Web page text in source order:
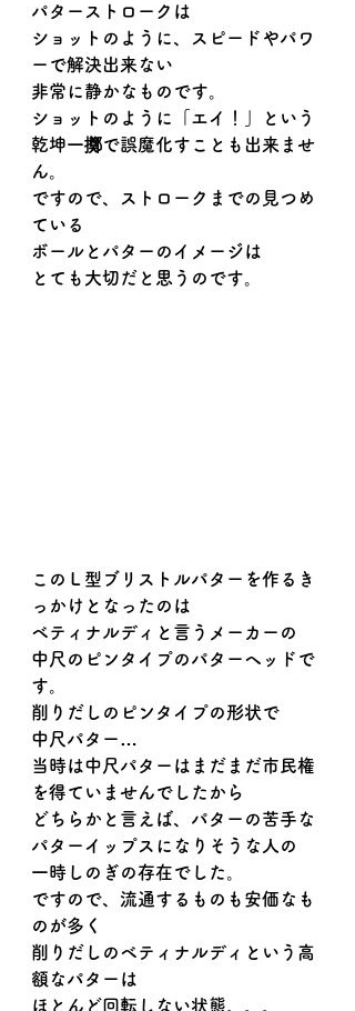
パターストロークは
ショットのように、スピードやパワ
ーで解決出来ない
非常に静かなものです。
ショットのように「エイ！」という
乾坤一擲で誤魔化すことも出来ませ
ん。
ですので、ストロークまでの見つめ
ている
ボールとパターのイメージは
とても大切だと思うのです。
このＬ型ブリストルパターを作るき
っかけとなったのは
ベティナルディと言うメーカーの
中尺のピンタイプのパターヘッドで
す。
削りだしのピンタイプの形状で
中尺パター…
当時は中尺パターはまだまだ市民権
を得ていませんでしたから
どちらかと言えば、パターの苦手な
パターイップスになりそうな人の
一時しのぎの存在でした。
ですので、流通するものも安価なも
のが多く
削りだしのベティナルディという高
額なパターは
ほとんど回転しない状態。。。